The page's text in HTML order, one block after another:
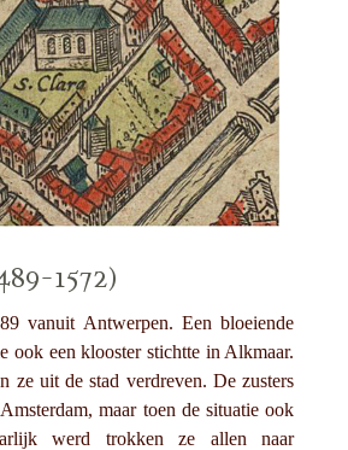
1572)
vanuit Antwerpen. Een bloeiende
ook een klooster stichtte in Alkmaar.
ze uit de stad verdreven. De zusters
maar toen de situatie ook
werd trokken ze allen naar